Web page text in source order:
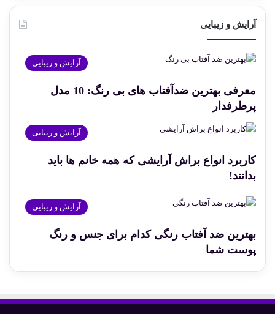
آرایش و زیبایی
آرایش و زیبایی
معرفی بهترین ضدآفتاب های بی رنگ: 10 مدل
پرطرفدار
آرایش و زیبایی
کاربرد انواع براش آرایشی که همه خانم ها باید
بدانند!
آرایش و زیبایی
بهترین ضد آفتاب رنگی کدام برای جنس و رنگ
پوست شما